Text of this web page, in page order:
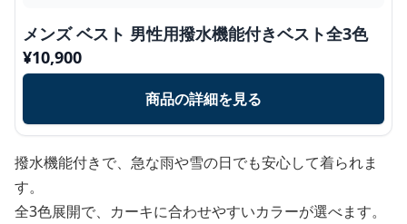
メンズ ベスト 男性用撥水機能付きベスト全3色
¥10,900
商品の詳細を見る
撥水機能付きで、急な雨や雪の日でも安心して着られま
す。
全3色展開で、カーキに合わせやすいカラーが選べます。